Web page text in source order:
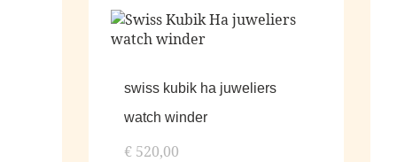
swiss kubik ha juweliers
watch winder
€ 520,00